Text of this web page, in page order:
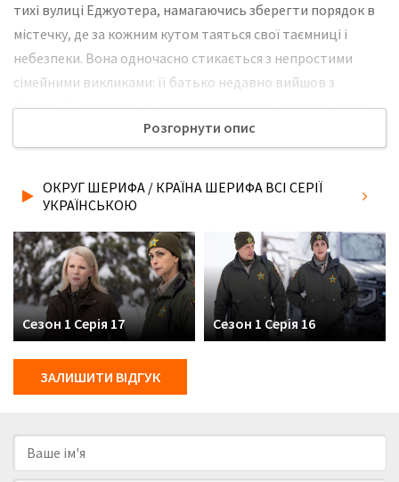
тихі вулиці Еджуотера, намагаючись зберегти порядок в
містечку, де за кожним кутом таяться свої таємниці і
небезпеки. Вона одночасно стикається з непростими
сімейними викликами: її батько недавно вийшов з
в'язниці і намагається налагодити життя, а дочка, повна
бунтарського духу, виявляється втягнута в загадкову
боргом і близькими. У цьому місті кожна нова справа стає
випробуванням не тільки для професіоналізму шерифа,
друзям, де Ви дивились нову 3 серію серіалу Округ шерифа
/ Країна шерифа українською мовою, у хорошій hd якості
та з українськими субтитрами!
Розгорнути опис
ОКРУГ ШЕРИФА / КРАЇНА ШЕРИФА ВСІ СЕРІЇ
УКРАЇНСЬКОЮ
Сезон 1 Серія 17 Сезон 1 Серія 16
ЗАЛИШИТИ ВІДГУК